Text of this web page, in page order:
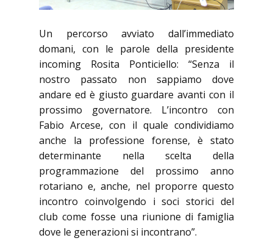
Un percorso avviato dall’immediato
domani, con le parole della presidente
incoming Rosita Ponticiello: “Senza il
nostro passato non sappiamo dove
andare ed è giusto guardare avanti con il
prossimo governatore. L’incontro con
Fabio Arcese, con il quale condividiamo
anche la professione forense, è stato
determinante nella scelta della
programmazione del prossimo anno
rotariano e, anche, nel proporre questo
incontro coinvolgendo i soci storici del
club come fosse una riunione di famiglia
dove le generazioni si incontrano”.